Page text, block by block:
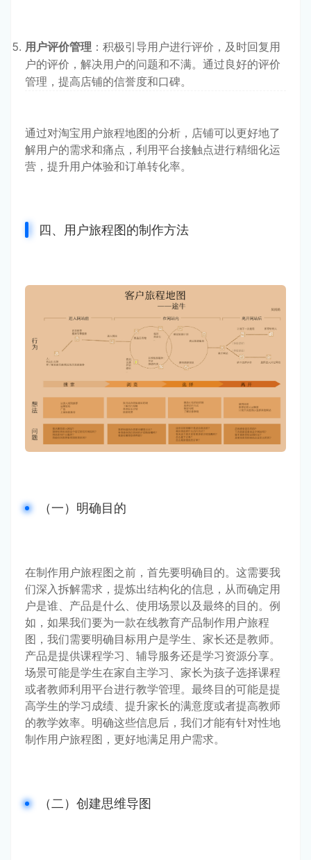
用户评价管理 ：积极引导用户进行评价，及时回复用
户的评价，解决用户的问题和不满。通过良好的评价
管理，提高店铺的信誉度和口碑。
通过对淘宝用户旅程地图的分析，店铺可以更好地了
解用户的需求和痛点，利用平台接触点进行精细化运
营，提升用户体验和订单转化率。
四、用户旅程图的制作方法
（一）明确目的
在制作用户旅程图之前，首先要明确目的。这需要我
们深入拆解需求，提炼出结构化的信息，从而确定用
户是谁、产品是什么、使用场景以及最终的目的。例
如，如果我们要为一款在线教育产品制作用户旅程
图，我们需要明确目标用户是学生、家长还是教师。
产品是提供课程学习、辅导服务还是学习资源分享。
场景可能是学生在家自主学习、家长为孩子选择课程
或者教师利用平台进行教学管理。最终目的可能是提
高学生的学习成绩、提升家长的满意度或者提高教师
的教学效率。明确这些信息后，我们才能有针对性地
制作用户旅程图，更好地满足用户需求。
（二）创建思维导图